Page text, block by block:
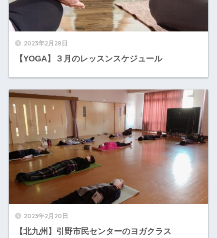
2023年2月28日
【YOGA】３月のレッスンスケジュール
2023年2月20日
【北九州】引野市民センターのヨガクラス